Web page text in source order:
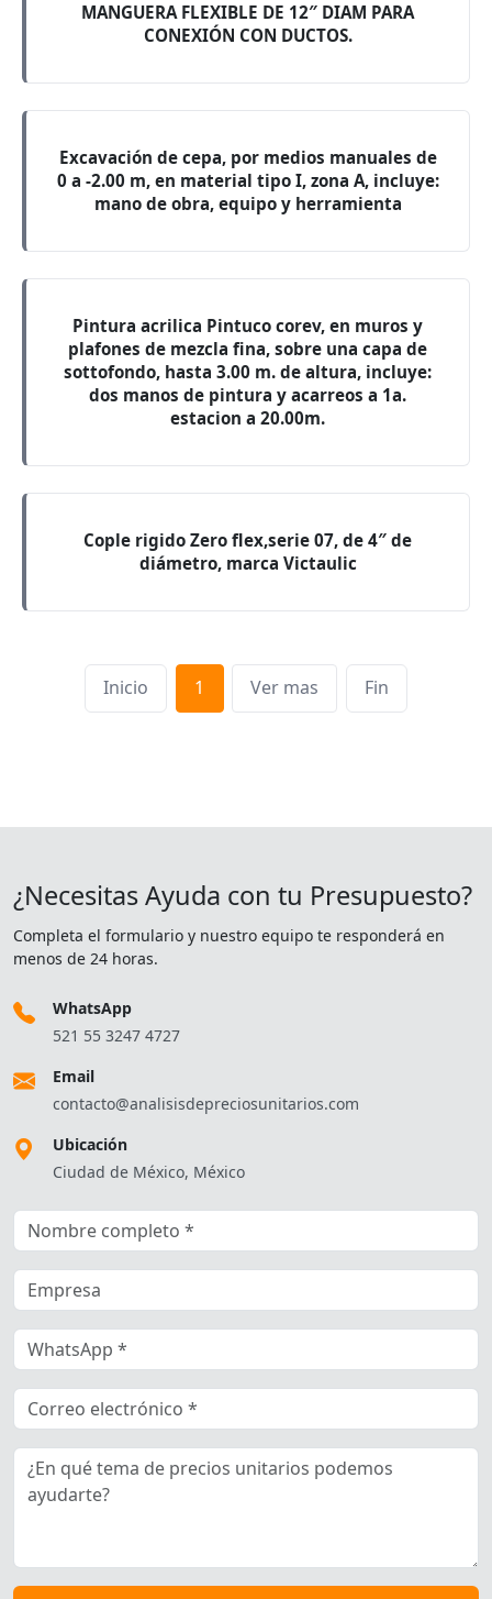
MANGUERA FLEXIBLE DE 12″ DIAM PARA
CONEXIÓN CON DUCTOS.
Excavación de cepa, por medios manuales de
0 a -2.00 m, en material tipo I, zona A, incluye:
mano de obra, equipo y herramienta
Pintura acrilica Pintuco corev, en muros y
plafones de mezcla fina, sobre una capa de
sottofondo, hasta 3.00 m. de altura, incluye:
dos manos de pintura y acarreos a 1a.
estacion a 20.00m.
Cople rigido Zero flex,serie 07, de 4″ de
diámetro, marca Victaulic
Inicio 1 Ver mas Fin
¿Necesitas Ayuda con tu Presupuesto?
Completa el formulario y nuestro equipo te responderá en
menos de 24 horas.
WhatsApp
521 55 3247 4727
Email
contacto@analisisdepreciosunitarios.com
Ubicación
Ciudad de México, México